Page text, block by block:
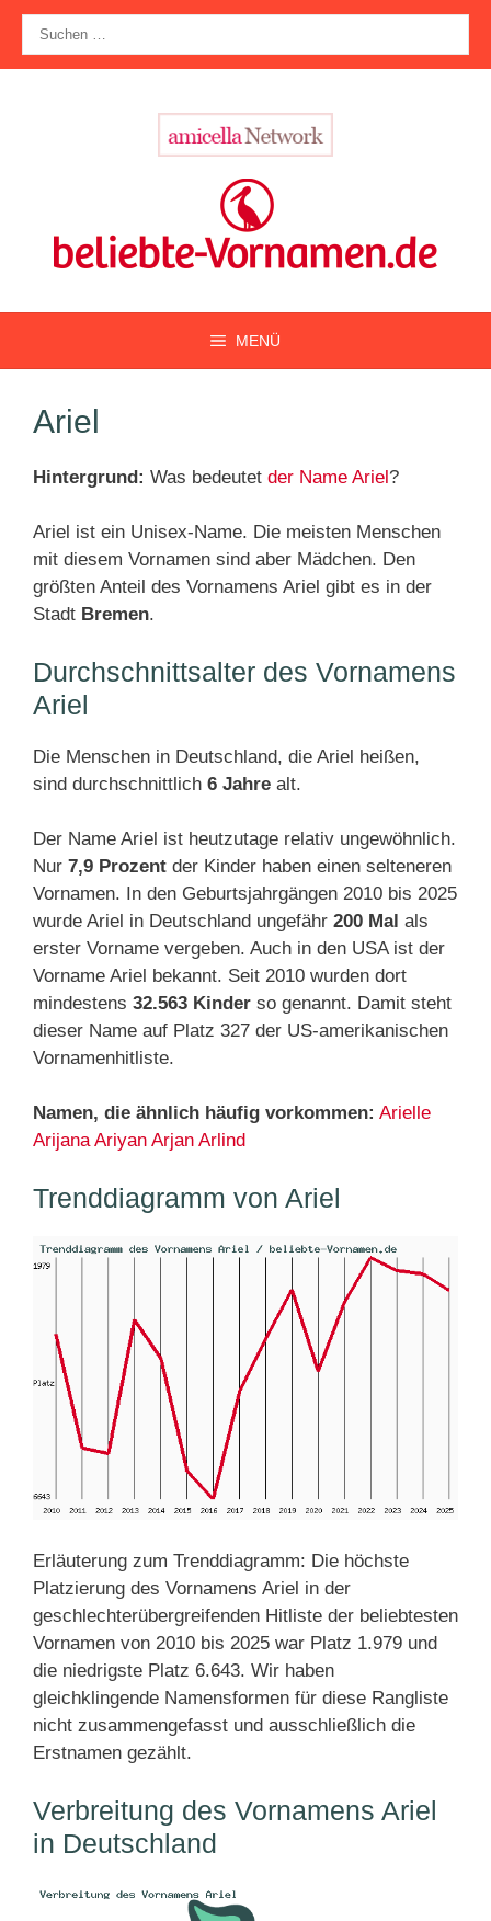
Zum
Inhalt
springen
nach:
MENÜ
Ariel
Hintergrund: Was bedeutet der Name Ariel?
Ariel ist ein Unisex-Name. Die meisten Menschen
mit diesem Vornamen sind aber Mädchen. Den
größten Anteil des Vornamens Ariel gibt es in der
Stadt Bremen.
Durchschnittsalter des Vornamens
Ariel
Die Menschen in Deutschland, die Ariel heißen,
sind durchschnittlich 6 Jahre alt.
Der Name Ariel ist heutzutage relativ ungewöhnlich.
Nur 7,9 Prozent der Kinder haben einen selteneren
Vornamen. In den Geburtsjahrgängen 2010 bis 2025
wurde Ariel in Deutschland ungefähr 200 Mal als
erster Vorname vergeben. Auch in den USA ist der
Vorname Ariel bekannt. Seit 2010 wurden dort
mindestens 32.563 Kinder so genannt. Damit steht
dieser Name auf Platz 327 der US-amerikanischen
Vornamenhitliste.
Namen, die ähnlich häufig vorkommen: Arielle
Arijana Ariyan Arjan Arlind
Trenddiagramm von Ariel
Erläuterung zum Trenddiagramm: Die höchste
Platzierung des Vornamens Ariel in der
geschlechterübergreifenden Hitliste der beliebtesten
Vornamen von 2010 bis 2025 war Platz 1.979 und
die niedrigste Platz 6.643. Wir haben
gleichklingende Namensformen für diese Rangliste
nicht zusammengefasst und ausschließlich die
Erstnamen gezählt.
Verbreitung des Vornamens Ariel
in Deutschland